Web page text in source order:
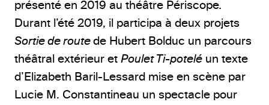
présenté en 2019 au théâtre Périscope.
Durant l’été 2019, il participa à deux projets
Sortie de routede Hubert Bolduc un parcours
théâtral extérieur et Poulet Ti-potelé un texte
d’Elizabeth Baril-Lessard mise en scène par
Lucie M. Constantineau un spectacle pour